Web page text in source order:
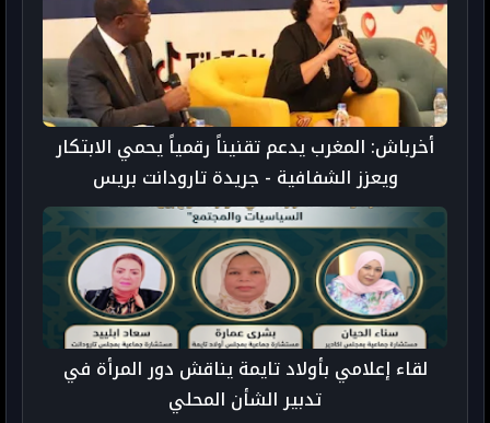
أخرباش: المغرب يدعم تقنيناً رقمياً يحمي الابتكار
ويعزز الشفافية - جريدة تارودانت بريس
لقاء إعلامي بأولاد تايمة يناقش دور المرأة في
تدبير الشأن المحلي